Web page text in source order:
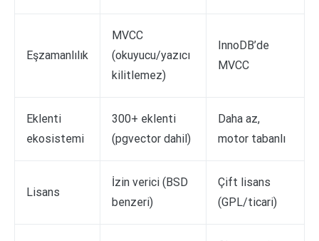
Eşzamanlılık
MVCC
(okuyucu/yazıcı
kilitlemez)
InnoDB’de
MVCC
Eklenti
ekosistemi
300+ eklenti
(pgvector dahil)
Daha az,
motor tabanlı
Lisans
İzin verici (BSD
benzeri)
Çift lisans
(GPL/ticari)